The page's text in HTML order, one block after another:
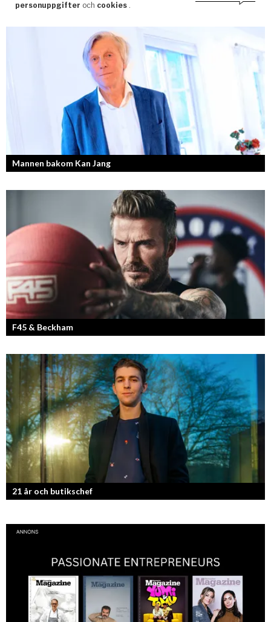
Mannen bakom Kan Jang
Georg Wikman är grundaren bakom hälsopreparaten Arctic Root, Kan
Jang, Chisan och nya Adapt-serien.
F45 & Beckham
F45 Training med partners som bland annat Mark Wahlberg och
David Beckham i spetsen har nått stora framgångar med sina
träningsstudios...
21 år och butikschef
Denis Manasiev Vukotic driver Teknikmagasinet mot nya framgångar!